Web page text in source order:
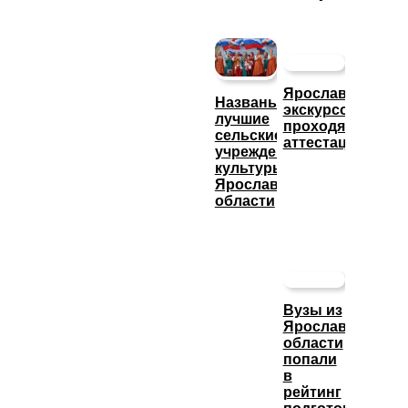
Названы
лучшие
сельские
учреждения
культуры
Ярославской
области
Ярославские
экскурсоводы
проходят
аттестацию
Вузы из
Ярославской
области
попали
в
рейтинг